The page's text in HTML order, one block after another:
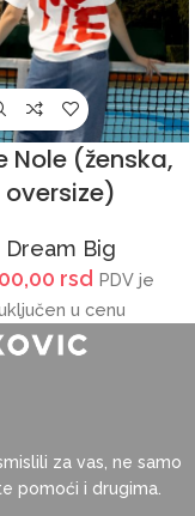
Nole (ženska,
oversize)
Dream Big
rsd PDV je
u cenu
za vas, ne samo
pomoći i drugima.